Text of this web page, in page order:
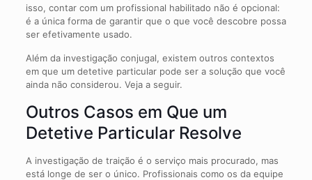
isso, contar com um profissional habilitado não é opcional:
é a única forma de garantir que o que você descobre possa
ser efetivamente usado.
Além da investigação conjugal, existem outros contextos
em que um detetive particular pode ser a solução que você
ainda não considerou. Veja a seguir.
Outros Casos em Que um
Detetive Particular Resolve
A investigação de traição é o serviço mais procurado, mas
está longe de ser o único. Profissionais como os da equipe